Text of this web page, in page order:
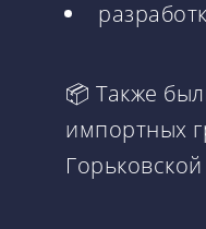
📦 Также
импортных